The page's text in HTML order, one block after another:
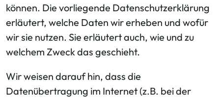
können. Die vorliegende Datenschutzerklärung
erläutert, welche Daten wir erheben und wofür
wir sie nutzen. Sie erläutert auch, wie und zu
welchem Zweck das geschieht.
Wir weisen darauf hin, dass die
Datenübertragung im Internet (z.B. bei der